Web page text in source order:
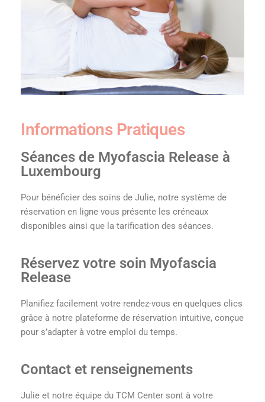
Informations Pratiques
Séances de Myofascia Release à
Luxembourg
Pour bénéficier des soins de Julie, notre système de
réservation en ligne vous présente les créneaux
disponibles ainsi que la tarification des séances.
Réservez votre soin Myofascia
Release
Planifiez facilement votre rendez-vous en quelques clics
grâce à notre plateforme de réservation intuitive, conçue
pour s’adapter à votre emploi du temps.
Contact et renseignements
Julie et notre équipe du TCM Center sont à votre